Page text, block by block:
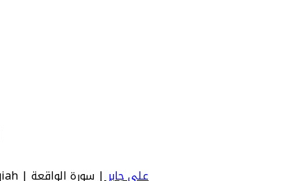
علي جابر| سورة الواقعة | Waqiah - عدد آياتها 96 - رقم السورة في المصحف: 56 - معنى السورة بالإنجليزية: The Inevitable, The Event.